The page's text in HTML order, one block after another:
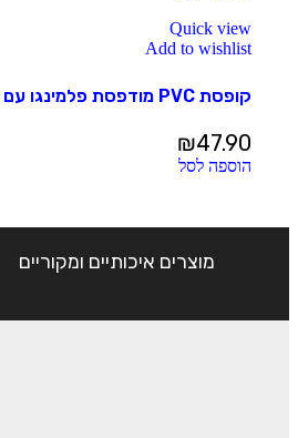
Quick view
Add to wishlist
קופסת PVC מודפסת פלמינגו עם מכסה (ייחודי)
₪47.90
הוספה לסל
מוצרים איכותיים ומקוריים